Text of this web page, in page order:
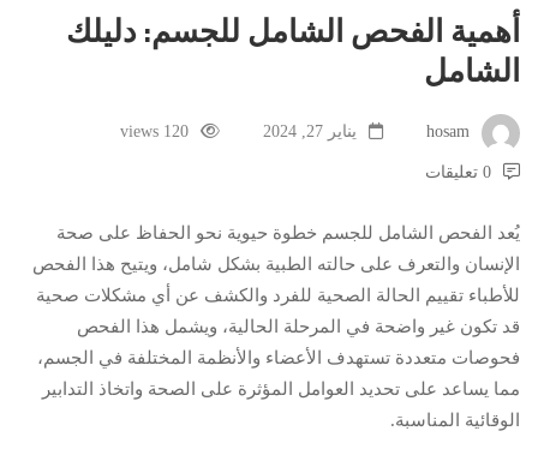
أهمية الفحص الشامل للجسم: دليلك
الشامل
يناير 27, 2024 120 views
0 تعليقات
يُعد الفحص الشامل للجسم خطوة حيوية نحو الحفاظ على صحة
الإنسان والتعرف على حالته الطبية بشكل شامل، ويتيح هذا الفحص
للأطباء تقييم الحالة الصحية للفرد والكشف عن أي مشكلات صحية
قد تكون غير واضحة في المرحلة الحالية، ويشمل هذا الفحص
فحوصات متعددة تستهدف الأعضاء والأنظمة المختلفة في الجسم،
مما يساعد على تحديد العوامل المؤثرة على الصحة واتخاذ التدابير
الوقائية المناسبة.